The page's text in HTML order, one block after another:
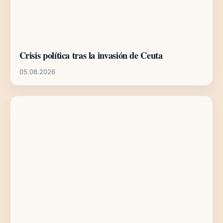
Crisis política tras la invasión de Ceuta
05.08.2026